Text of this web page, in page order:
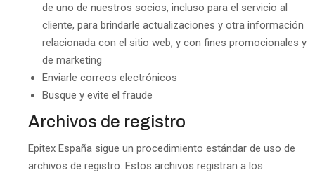
de uno de nuestros socios, incluso para el servicio al
cliente, para brindarle actualizaciones y otra información
relacionada con el sitio web, y con fines promocionales y
de marketing
Enviarle correos electrónicos
Busque y evite el fraude
Archivos de registro
Epitex España sigue un procedimiento estándar de uso de
archivos de registro. Estos archivos registran a los